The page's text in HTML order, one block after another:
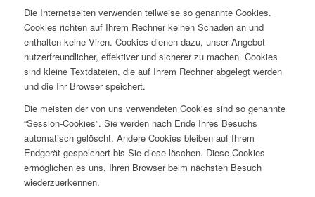
Die Internetseiten verwenden teilweise so genannte Cookies.
Cookies richten auf Ihrem Rechner keinen Schaden an und
enthalten keine Viren. Cookies dienen dazu, unser Angebot
nutzerfreundlicher, effektiver und sicherer zu machen. Cookies
sind kleine Textdateien, die auf Ihrem Rechner abgelegt werden
und die Ihr Browser speichert.
Die meisten der von uns verwendeten Cookies sind so genannte
“Session-Cookies”. Sie werden nach Ende Ihres Besuchs
automatisch gelöscht. Andere Cookies bleiben auf Ihrem
Endgerät gespeichert bis Sie diese löschen. Diese Cookies
ermöglichen es uns, Ihren Browser beim nächsten Besuch
wiederzuerkennen.